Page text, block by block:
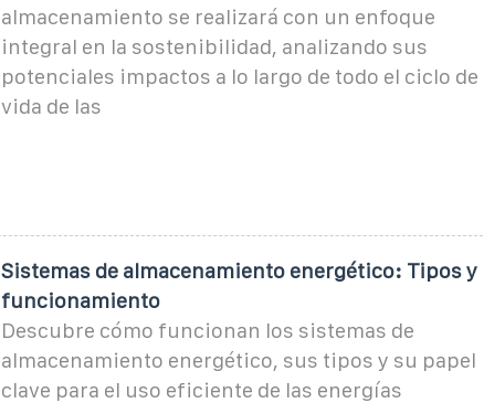
almacenamiento se realizará con un enfoque
integral en la sostenibilidad, analizando sus
potenciales impactos a lo largo de todo el ciclo de
vida de las
Sistemas de almacenamiento energético: Tipos y
funcionamiento
Descubre cómo funcionan los sistemas de
almacenamiento energético, sus tipos y su papel
clave para el uso eficiente de las energías